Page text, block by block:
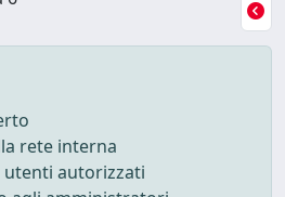
rete interna
autorizzati